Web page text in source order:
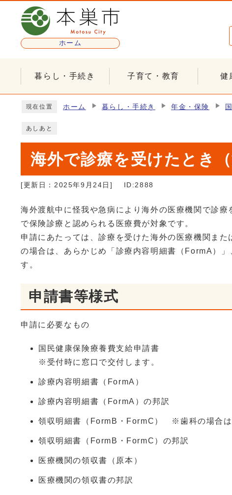
ページの先頭です
ホーム
暮らし・手続き 子育て・教育 健
現在位置 ホーム 暮らし・手続き 年金・保険
あしあと
海外で診療を受けたとき（
[更新日： 2025年9月24日 ] ID:2888
海外渡航中に怪我や急病により海外の医療機関で診
で保険診療と認められる医療費が対象です。
申請にあたっては、診療を受けた海外の医療機関ま
の場合は、あらかじめ「診療内容明細書（FormA）
す。
申請書等様式
申請に必要なもの
国民健康保険療養費支給申請書
※受付時に窓口で交付します。
診療内容明細書（FormA）
診療内容明細書（FormA）の邦訳
領収明細書（FormB・FormC） ※歯科の場合は
領収明細書（FormB・FormC）の邦訳
医療機関の領収書（原本）
医療機関の領収書の邦訳